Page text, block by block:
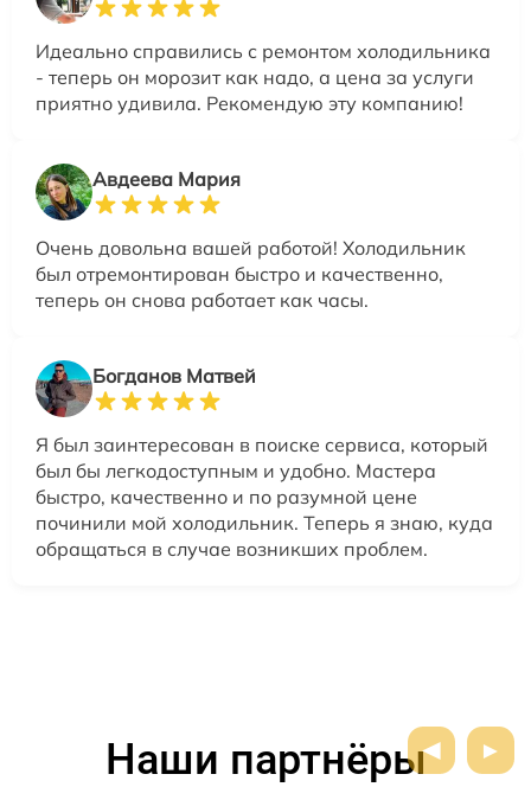
Идеально справились с ремонтом холодильника
- теперь он морозит как надо, а цена за услуги
приятно удивила. Рекомендую эту компанию!
Авдеева Мария
Очень довольна вашей работой! Холодильник
был отремонтирован быстро и качественно,
теперь он снова работает как часы.
Богданов Матвей
Я был заинтересован в поиске сервиса, который
был бы легкодоступным и удобно. Мастера
быстро, качественно и по разумной цене
починили мой холодильник. Теперь я знаю, куда
обращаться в случае возникших проблем.
Наши партнёры